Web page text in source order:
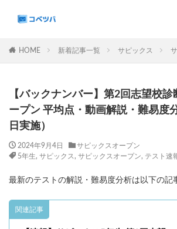
HOME 新着記事一覧 サピックス
【バックナンバー】第2回志望校
ープン 平均点・動画解説・難易度
日実施）
2024年9月4日
サピックスオープン
5年生, サピックス , サピックスオープン, テスト速
最新のテストの解説・難易度分析は以下の記
関連記事
カテゴリー
タグ
算数 理科 3年生 後期(9月
サピックス 予習シリーズ 四谷大
6年生